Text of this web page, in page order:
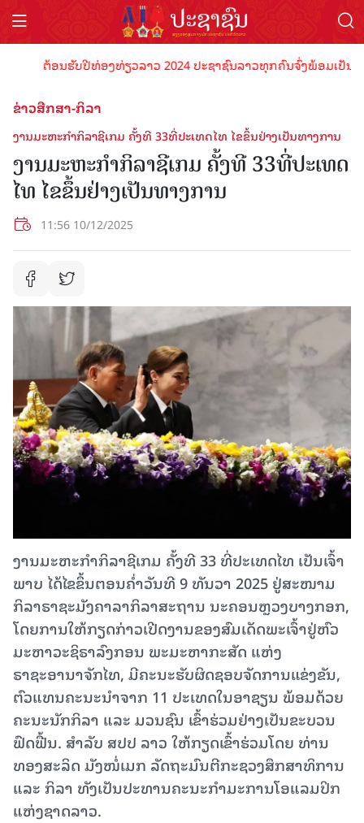
ຕ້ອນຮັບປີທ່ອງທ່ຽວລາວ 2024 ປະຊາຊົນລາວທຸກຄົນຈົ່ງພ້ອມເປັນເ
ຂ່າວສືກສາ-ກິລາ
ງານມະຫະກຳກິລາຊີເກມ ຄັ້ງທີ 33ທີ່ປະເທດໄທ ໄຂຂຶ້ນຢ່າງເປັນທາງການ
ງານມະຫະກຳກິລາຊີເກມ ຄັ້ງທີ 33ທີ່ປະເທດ
ໄທ ໄຂຂຶ້ນຢ່າງເປັນທາງການ
11:56 10/12/2025
ງານມະຫະກຳກິລາຊີເກມ ຄັ້ງທີ 33 ທີ່ປະເທດໄທ ເປັນເຈົ້າ
ພາບ ໄດ້ໄຂຂຶ້ນຕອນຄໍ່າວັນທີ 9 ທັນວາ 2025 ຢູ່ສະໜາມ
ກິລາຣາຊະມັງຄາລາກິລາສະຖານ ນະຄອນຫຼວງບາງກອກ,
ໂດຍການໃຫ້ກຽດກ່າວເປີດງານຂອງສົມເດັດພະເຈົ້າຢູ່ຫົວ
ມະຫາວະຊິຣາລົງກອນ ພະມະຫາກະສັດ ແຫ່ງ
ຣາຊະອານາຈັກໄທ, ມີຄະນະຮັບຜິດຊອບຈັດການແຂ່ງຂັນ,
ຕົວແທນຄະນະນຳຈາກ 11 ປະເທດໃນອາຊຽນ ພ້ອມດ້ວຍ
ຄະນະນັກກິລາ ແລະ ມວນຊົນ ເຂົ້າຮ່ວມຢ່າງເປັນຂະບວນ
ຟົດຟື້ນ. ສຳລັບ ສປປ ລາວ ໃຫ້ກຽດເຂົ້າຮ່ວມໂດຍ ທ່ານ
ທອງສະລິດ ມັງໜໍ່ເມກ ລັດຖະມົນຕີກະຊວງສຶກສາທິການ
ແລະ ກິລາ ທັງເປັນປະທານຄະນະກຳມະການໂອແລມປິກ
ແຫ່ງຊາດລາວ.